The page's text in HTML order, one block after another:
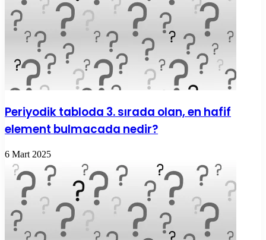
Periyodik tabloda 3. sırada olan, en hafif
element bulmacada nedir?
6 Mart 2025